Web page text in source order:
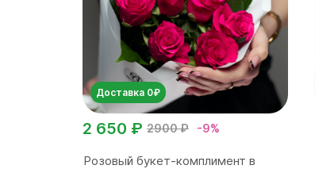
Доставка 0₽
2900 ₽ -9%
2 650 ₽
Розовый букет-комплимент в